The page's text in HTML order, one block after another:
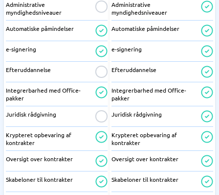
Administrative
myndighedsniveauer
Automatiske påmindelser
e-signering
Efteruddannelse
Integrerbarhed med Office-
pakker
Juridisk rådgivning
Krypteret opbevaring af
kontrakter
Oversigt over kontrakter
Skabeloner til kontrakter
Administrative
myndighedsniveauer
Automatiske påmindelser
e-signering
Efteruddannelse
Integrerbarhed med Office-
pakker
Juridisk rådgivning
Krypteret opbevaring af
kontrakter
Oversigt over kontrakter
Skabeloner til kontrakter